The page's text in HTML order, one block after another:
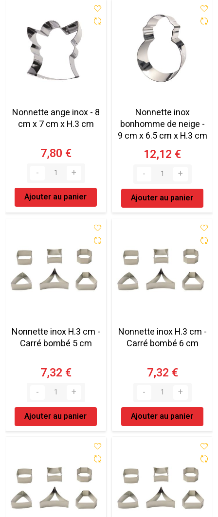
Nonnette ange inox - 8
cm x 7 cm x H.3 cm
7,80 €
Ajouter au panier
Nonnette inox
bonhomme de neige -
9 cm x 6.5 cm x H.3 cm
12,12 €
Ajouter au panier
Nonnette inox H.3 cm -
Carré bombé 5 cm
7,32 €
Ajouter au panier
Nonnette inox H.3 cm -
Carré bombé 6 cm
7,32 €
Ajouter au panier